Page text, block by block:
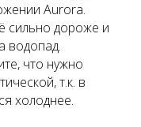
Aurora.
сильно дороже и
водопад.
что нужно
т.к. в
холоднее.